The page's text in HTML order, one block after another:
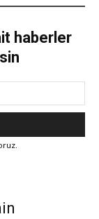
haberler